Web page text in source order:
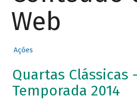
Web
Ações
Quartas Clássicas -
Temporada 2014